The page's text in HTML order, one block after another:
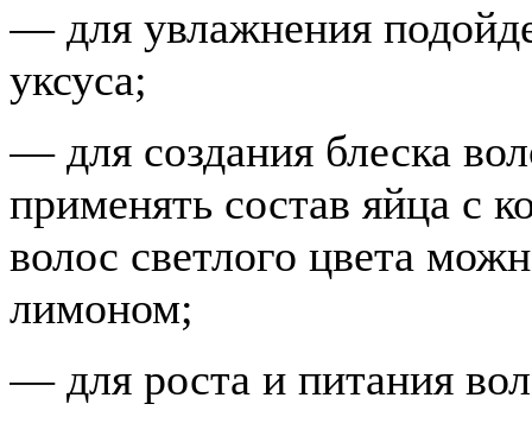
— для увлажнения
уксуса;
— для создания блеска
применять состав яйца с
волос светлого цвета
лимоном;
— для роста и питания